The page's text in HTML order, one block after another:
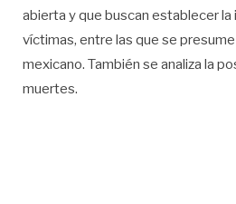
abierta y que buscan establecer la
víctimas, entre las que se
mexicano. También se analiza la
muertes.